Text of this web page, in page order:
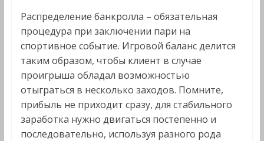
Распределение банкролла – обязательная
процедура при заключении пари на
спортивное событие. Игровой баланс делится
таким образом, чтобы клиент в случае
проигрыша обладал возможностью
отыграться в несколько заходов. Помните,
прибыль не приходит сразу, для стабильного
заработка нужно двигаться постепенно и
последовательно, используя разного рода